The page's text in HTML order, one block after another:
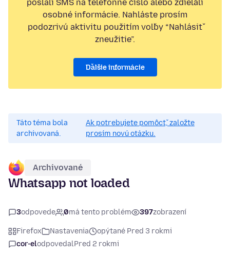
poslali SMS na telefónne číslo alebo zdieľali
osobné informácie. Nahláste prosím
podozrivú aktivitu použitím voľby “Nahlásiť
zneužitie”.
Ďalšie informácie
Táto téma bola
archivovaná.
Ak potrebujete pomôcť, založte
prosím novú otázku.
Archivované
Whatsapp not loaded
3odpovede 0má tento problém 397zobrazení
Firefox Nastavenia
opýtané Pred 3 rokmi
cor-elodpovedalPred 2 rokmi